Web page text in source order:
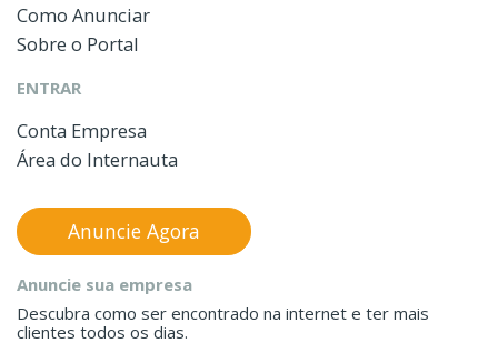
Como Anunciar
Sobre o Portal
ENTRAR
Conta Empresa
Área do Internauta
Anuncie sua empresa
Descubra como ser encontrado na internet e ter mais
clientes todos os dias.
Anuncie Agora